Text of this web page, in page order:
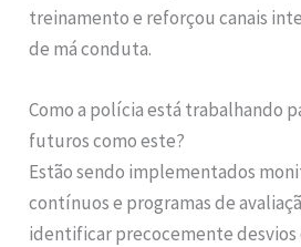
treinamento e reforçou canais
de má conduta.
Como a polícia está trabalhando
futuros como este?
Estão sendo implementados
contínuos e programas de
identificar precocemente desvios